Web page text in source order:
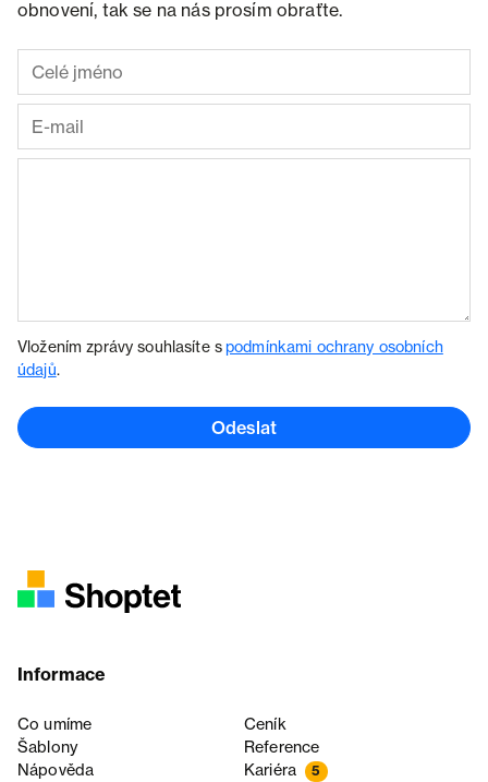
obnovení, tak se na nás prosím obraťte.
Vložením zprávy souhlasíte spodmínkami ochrany osobních
údajů.
Odeslat
Informace
Co umíme
Ceník
Šablony
Reference
Nápověda
Kariéra 5